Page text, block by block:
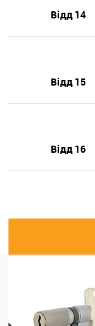
Відд 14
Відд 15
Відд 16